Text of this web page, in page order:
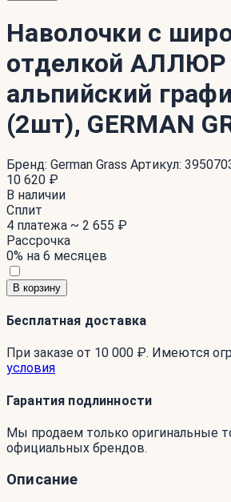
Наволочки с
отделкой АЛЛЮР
альпийский
(2шт), GERMAN
Бренд: German Grass Артикул:
10 620 ₽
В наличии
Сплит
4 платежа ~ 2 655 ₽
Рассрочка
0% на 6 месяцев
В корзину
Бесплатная доставка
При заказе от 10 000 ₽. Имеются
условия
Гарантия подлинности
Мы продаем только оригинальные
официальных брендов.
Описание